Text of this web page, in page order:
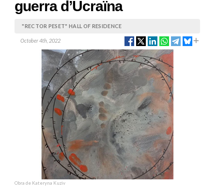
guerra d’Ucraïna
"RECTOR PESET" HALL OF RESIDENCE
October 4th, 2022
Obra de Kateryna Kuziv